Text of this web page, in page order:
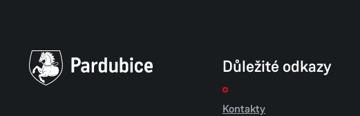
Důležité odkazy
Kontakty